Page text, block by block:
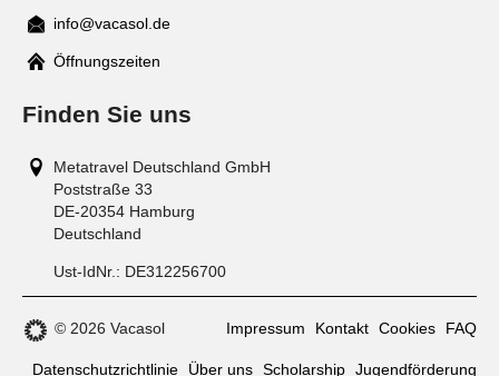
Mail
info@vacasol.de
Öffnungszeiten
Finden Sie uns
Metatravel Deutschland GmbH
Poststraße 33
DE-20354 Hamburg
Deutschland
Ust-IdNr.: DE312256700
© 2026 Vacasol Impressum Kontakt Cookies FAQ
Datenschutzrichtlinie Über uns Scholarship Jugendförderung